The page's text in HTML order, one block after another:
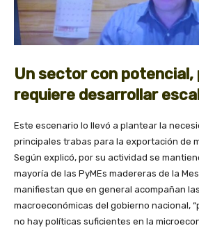
Un sector con potencial,
requiere desarrollar
Este escenario lo llevó a plantear la
principales trabas para la exportación de
Según explicó, por su actividad se
mayoría de las PyMEs madereras de la
manifiestan que en general acompañan
macroeconómicas del gobierno nacional,
no hay políticas suficientes en la